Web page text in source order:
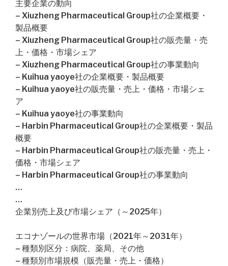
主要企業の動向
– Xiuzheng Pharmaceutical Group社の企業概要・
製品概要
– Xiuzheng Pharmaceutical Group社の販売量・売
上・価格・市場シェア
– Xiuzheng Pharmaceutical Group社の事業動向
– Kuihua yaoye社の企業概要・製品概要
– Kuihua yaoye社の販売量・売上・価格・市場シェ
ア
– Kuihua yaoye社の事業動向
– Harbin Pharmaceutical Group社の企業概要・製品
概要
– Harbin Pharmaceutical Group社の販売量・売上・
価格・市場シェア
– Harbin Pharmaceutical Group社の事業動向
…
…
企業別売上及び市場シェア（～2025年）
エコナゾールの世界市場（2021年～2031年）
– 種類別区分：病院、薬局、その他
– 種類別市場規模（販売量・売上・価格）